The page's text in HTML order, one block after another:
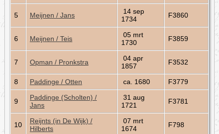
5 Meijnen / Jans
14 sep
1734
F3860
6 Meijnen / Teis
05 mrt
1730
F3859
7 Opman / Pronkstra
04 apr
1857
F3532
8 Paddinge / Otten ca. 1680 F3779
9
Paddinge (Scholten) /
Jans
31 aug
1721
F3781
10
Reijnts (in De Wijk) /
Hilberts
07 mrt
1674
F798